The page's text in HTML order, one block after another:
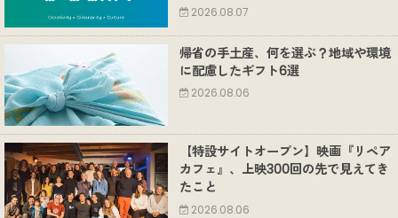
2026.08.07
帰省の手土産、何を選ぶ？地域や環境
に配慮したギフト6選
2026.08.06
【特設サイトオープン】映画『リペア
カフェ』、上映300回の先で見えてき
たこと
2026.08.06